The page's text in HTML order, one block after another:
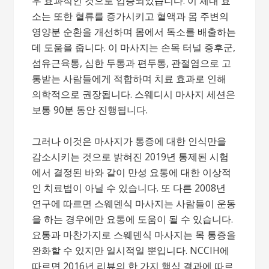
소는 또한 혈류를 증가시키고 혈액과 몸 주변의
영양분 순환을 개선하며 몸에서 독소를 배출하는
데 도움을 줍니다. 이 마사지는 손목 터널 증후군,
섬유근육통, 심한 두통과 편두통, 관절염으로 고
통받는 사람들에게 적합하며 치료 효과로 인해
의학적으로 권장됩니다. 스웨디시 마사지 세션은
보통 90분 동안 진행됩니다.
그러나 이것은 마사지가 통증에 대한 인식만을
감소시키는 것으로 밝혀진 2019년 통제된 시험
에서 결정된 바와 같이 만성 요통에 대한 이상적
인 치료법이 아닐 수 있습니다. 또 다른 2008년
연구에 따르면 스웨덴식 마사지는 사람들이 운동
을 하는 경우에만 요통에 도움이 될 수 있습니다.
요통과 마찬가지로 스웨덴식 마사지는 목 통증을
완화할 수 있지만 일시적일 뿐입니다. NCCIH에
따르면 2016년 리뷰의 한 가지 핵심 결과에 따르